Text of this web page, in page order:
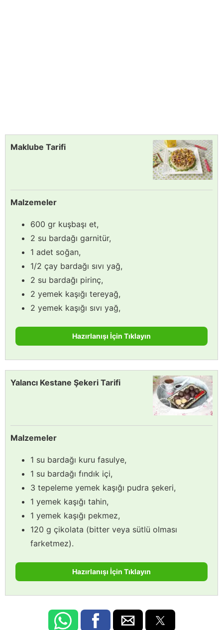
Maklube Tarifi
Malzemeler
600 gr kuşbaşı et,
2 su bardağı garnitür,
1 adet soğan,
1/2 çay bardağı sıvı yağ,
2 su bardağı pirinç,
2 yemek kaşığı tereyağ,
2 yemek kaşığı sıvı yağ,
Hazırlanışı İçin Tıklayın
Yalancı Kestane Şekeri Tarifi
Malzemeler
1 su bardağı kuru fasulye,
1 su bardağı fındık içi,
3 tepeleme yemek kaşığı pudra şekeri,
1 yemek kaşığı tahin,
1 yemek kaşığı pekmez,
120 g çikolata (bitter veya sütlü olması
farketmez).
Hazırlanışı İçin Tıklayın